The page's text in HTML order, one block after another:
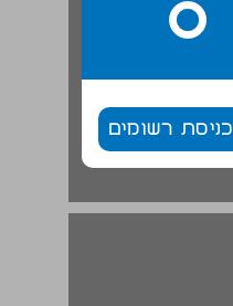
כניסת רשומים